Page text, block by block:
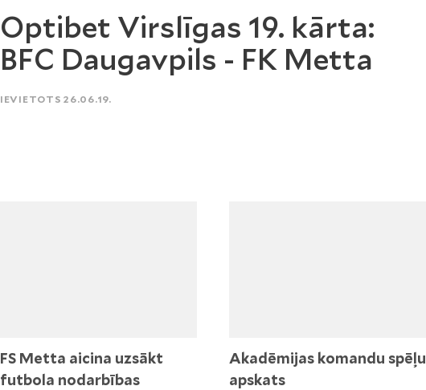
Optibet Virslīgas 19. kārta:
BFC Daugavpils - FK Metta
IEVIETOTS 26.06.19.
FS Metta aicina uzsākt
futbola nodarbības
Akadēmijas komandu spēļu
apskats